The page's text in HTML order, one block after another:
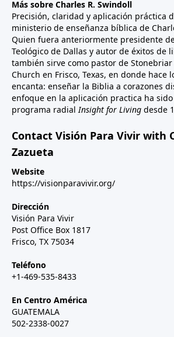
Más sobre Charles R. Swindoll
Precisión, claridad y aplicación práctica
ministerio de enseñanza bíblica de
Quien fuera anteriormente presidente
Teológico de Dallas y autor de éxitos de
también sirve como pastor de
Church en Frisco, Texas, en donde hace
encanta: enseñar la Biblia a corazones
enfoque en la aplicación practica ha
programa radialInsight for Living desde
Contact Visión Para Vivir with
Zazueta
Website
https://visionparavivir.org/
Dirección
Visión Para Vivir
Post Office Box 1817
Frisco, TX 75034
Teléfono
+1-469-535-8433
En Centro América
GUATEMALA
502-2338-0027